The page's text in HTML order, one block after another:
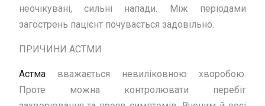
неочікувані, сильні напади. Між періодами
загострень пацієнт почувається задовільно.
ПРИЧИНИ АСТМИ
Астмавважається невиліковною хворобою.
Проте можна контролювати перебіг